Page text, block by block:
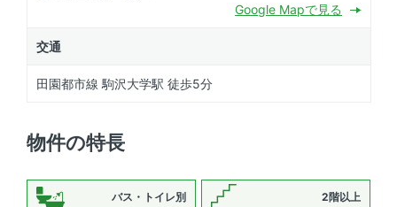
Google Mapで見る
交通
田園都市線 駒沢大学駅 徒歩5分
物件の特長
バス・トイレ別 2階以上